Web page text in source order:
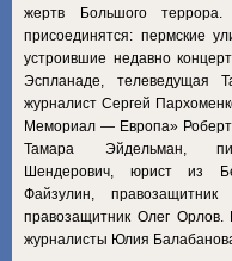
жертв Большого
присоединятся: пермские
устроившие недавно
Эспланаде, телеведущая
журналист Сергей
Мемориал — Европа»
Тамара Эйдельман,
Шендерович, юрист из
Файзулин, правозащитник
правозащитник Олег Орлов.
журналисты Юлия